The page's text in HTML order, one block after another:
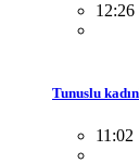
12:26
Tunuslu
11:02